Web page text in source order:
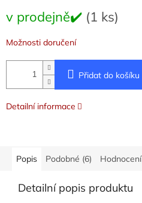
cena:
v prodejně✔️ (1 ks)
Možnosti doručení
Přidat do košíku
Detailní informace
Popis Podobné (6) Hodnocení
Detailní popis produktu